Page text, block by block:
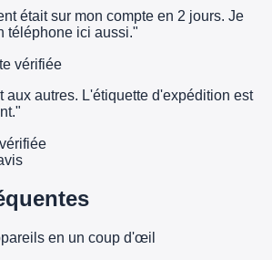
était sur mon compte en 2 jours. Je
téléphone ici aussi."
vérifiée
aux autres. L'étiquette d'expédition est
en un coup d'œil